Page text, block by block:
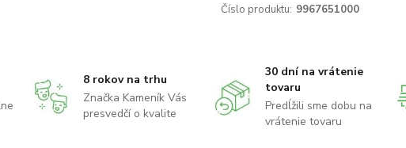
Číslo produktu: 9967651000
8 rokov na trhu
Značka Kameník Vás
presvedčí o kvalite
30 dní na vrátenie
tovaru
Predĺžili sme dobu na
vrátenie tovaru